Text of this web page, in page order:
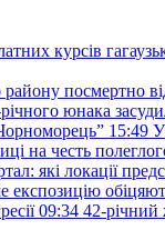
курсів
посмертно
юнака
15:49 У
на честь
які локації
експозицію
09:34 42-річний